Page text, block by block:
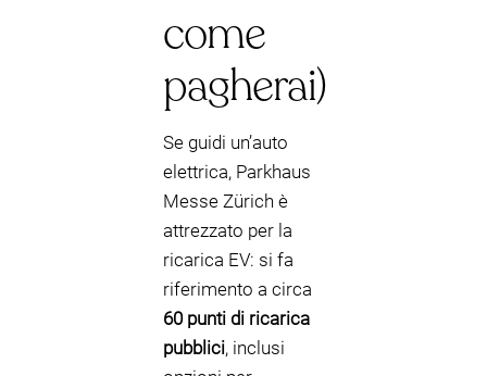
come
pagherai)
Se guidi un’auto
elettrica, Parkhaus
Messe Zürich è
attrezzato per la
ricarica EV: si fa
riferimento a circa
60 punti di ricarica
pubblici, inclusi